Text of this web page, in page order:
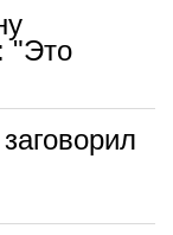
"Это